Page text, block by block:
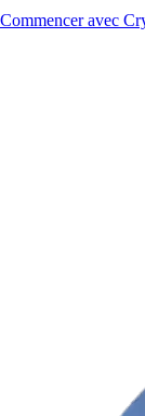
Commencer avec